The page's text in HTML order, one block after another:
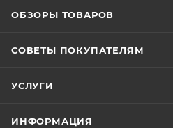
ОБЗОРЫ ТОВАРОВ
СОВЕТЫ ПОКУПАТЕЛЯМ
УСЛУГИ
ИНФОРМАЦИЯ